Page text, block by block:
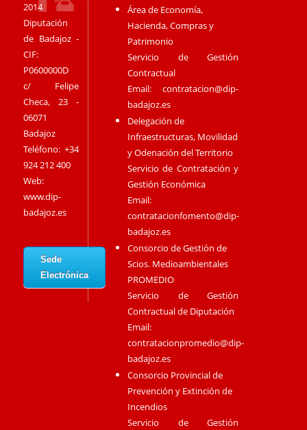
2014
Diputación
de Badajoz -
CIF:
P0600000D
c/ Felipe
Checa, 23 -
06071
Badajoz
Teléfono: +34
924 212 400
Web:
www.dip-
badajoz.es
Sede
Electrónica
Área de Economía,
Hacienda, Compras y
Patrimonio
Servicio de Gestión
Contractual
Email:contratacion@dip-
badajoz.es
Delegación de
Infraestructuras, Movilidad
y Odenación del Territorio
Servicio de Contratación y
Gestión Económica
Email:
contratacionfomento@dip-
badajoz.es
Consorcio de Gestión de
Scios. Medioambientales
PROMEDIO
Servicio de Gestión
Contractual de Diputación
Email:
contratacionpromedio@dip-
badajoz.es
Consorcio Provincial de
Prevención y Extinción de
Incendios
Servicio de Gestión